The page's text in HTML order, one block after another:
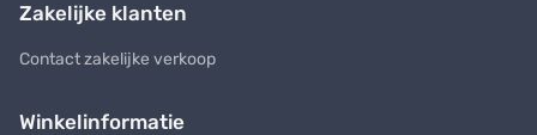
Zakelijke klanten
Contact zakelijke verkoop
Winkelinformatie